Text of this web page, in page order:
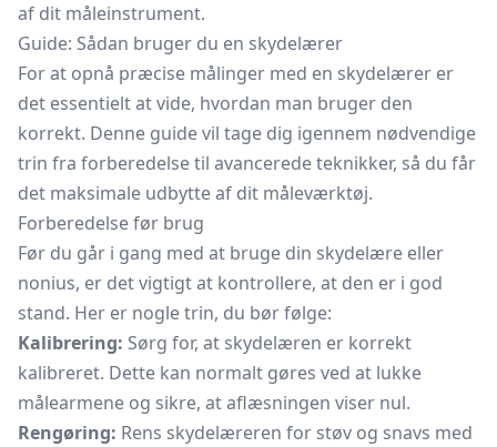
af dit måleinstrument.
Guide: Sådan bruger du en skydelærer
For at opnå præcise målinger med en skydelærer er
det essentielt at vide, hvordan man bruger den
korrekt. Denne guide vil tage dig igennem nødvendige
trin fra forberedelse til avancerede teknikker, så du får
det maksimale udbytte af dit måleværktøj.
Forberedelse før brug
Før du går i gang med at bruge din skydelære eller
nonius, er det vigtigt at kontrollere, at den er i god
stand. Her er nogle trin, du bør følge:
Kalibrering: Sørg for, at skydelæren er korrekt
kalibreret. Dette kan normalt gøres ved at lukke
målearmene og sikre, at aflæsningen viser nul.
Rengøring: Rens skydelæreren for støv og snavs med